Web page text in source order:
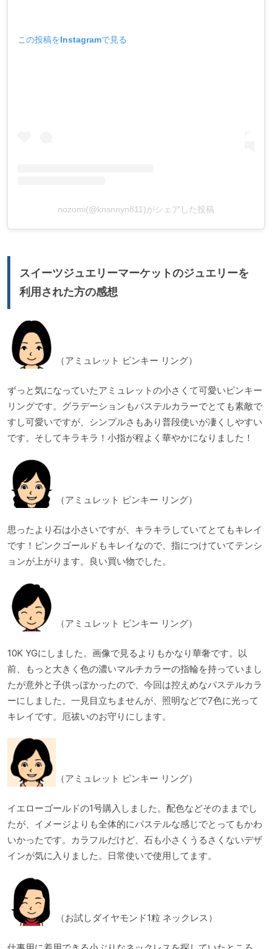
この投稿をInstagramで見る
nozomi(@knsnnyn811)がシェアした投稿
スイーツジュエリーマーケットのジュエリーを
利用された方の感想
（アミュレット ピンキー リング）
ずっと気になっていたアミュレットの小さくて可愛いピンキー
リングです。グラデーションもパステルカラーでとても素敵で
すし可愛いですが、シンプルさもあり普段使いが凄くしやすい
です。そしてキラキラ！小指が程よく華やかになりました！
（アミュレット ピンキー リング）
思ったより石は小さいですが、キラキラしていてとてもキレイ
です！ピンクゴールドもキレイなので、指につけていてテンシ
ョンが上がります。良い買い物でした。
（アミュレット ピンキー リング）
10K YGにしました。画像で見るよりもかなり華奢です。以
前、もっと大きく色の濃いマルチカラーの指輪を持っていまし
たが意外と子供っぽかったので、今回は控えめなパステルカラ
ーにしました。一見目立ちませんが、照明などで7色に光って
キレイです。厄祓いのお守りにします。
（アミュレット ピンキー リング）
イエローゴールドの1号購入しました。配色などそのままでし
たが、イメージよりも全体的にパステルな感じでとってもかわ
いかったです。カラフルだけど、石も小さくうるさくないデザ
インが気に入りました。日常使いで使用してます。
（お試しダイヤモンド1粒 ネックレス）